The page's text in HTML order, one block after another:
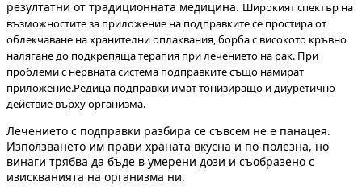
резултатни от традиционната медицина. Широкият спектър на
възможностите за приложение на подправките се простира от
облекчаване на хранителни оплаквания, борба с високото кръвно
налягане до подкрепяща терапия при лечението на рак. При
проблеми с нервната система подправките също намират
приложение.Редица подправки имат тонизиращо и диуретично
действие върху организма.
Лечението с подправки разбира се съвсем не е панацея.
Използването им прави храната вкусна и по-полезна, но
винаги трябва да бъде в умерени дози и съобразено с
изискванията на организма ни.